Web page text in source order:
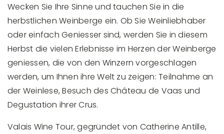
Wecken Sie Ihre Sinne und tauchen Sie in die
herbstlichen Weinberge ein. Ob Sie Weinliebhaber
oder einfach Geniesser sind, werden Sie in diesem
Herbst die vielen Erlebnisse im Herzen der Weinberge
geniessen, die von den Winzern vorgeschlagen
werden, um Ihnen ihre Welt zu zeigen: Teilnahme an
der Weinlese, Besuch des Château de Vaas und
Degustation ihrer Crus.
Valais Wine Tour, gegründet von Catherine Antille,